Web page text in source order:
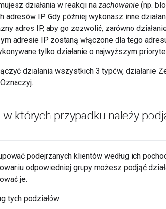
działania w reakcji na zachowanie (np.
adresów IP. Gdy później wykonasz inne
adres IP, aby go zezwolić, zarówno
adresie IP zostaną włączone dla tego
tylko działanie o najwyższym
działania wszystkich 3 typów, działanie
w których przypadku należy
podejrzanych klientów według ich
odpowiedniej grupy możesz podjąć
je.
tych podziałów: